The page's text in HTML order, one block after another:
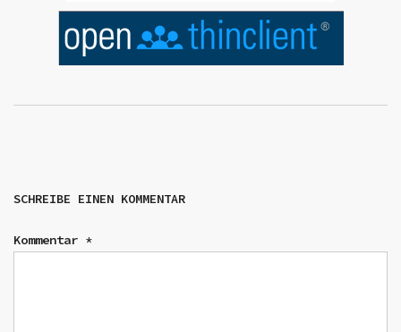
SCHREIBE EINEN KOMMENTAR
Kommentar *